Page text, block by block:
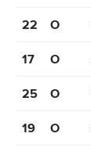
22 O
17 O
25 O
19 O